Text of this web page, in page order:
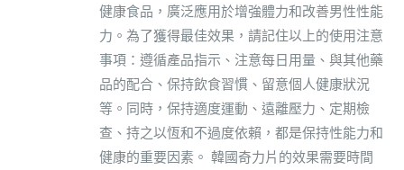
健康食品，廣泛應用於增強體力和改善男性性能
力。為了獲得最佳效果，請記住以上的使用注意
事項：遵循產品指示、注意每日用量、與其他藥
品的配合、保持飲食習慣、留意個人健康狀況
等。同時，保持適度運動、遠離壓力、定期檢
查、持之以恆和不過度依賴，都是保持性能力和
健康的重要因素。 韓國奇力片的效果需要時間